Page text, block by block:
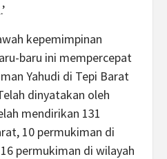
kepemimpinan
baru ini mempercepat
Yahudi di Tepi Barat
dinyatakan oleh
mendirikan 131
10 permukiman di
permukiman di wilayah